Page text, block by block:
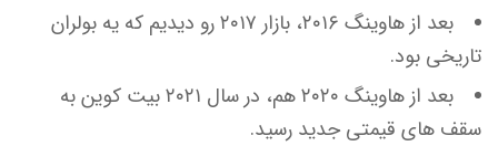
بعد از هاوینگ ۲۰۱۶، بازار ۲۰۱۷ رو دیدیم که یه بولران
تاریخی بود.
بعد از هاوینگ ۲۰۲۰ هم، در سال ۲۰۲۱ بیت کوین به
سقف های قیمتی جدید رسید.